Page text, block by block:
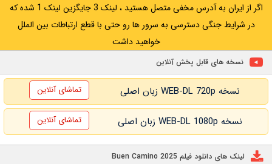
اگر از ایران به آدرس مخفی متصل هستید ، لینک 3 جایگزین لینک 1 شده که
در شرایط جنگی دسترسی به سرور ها رو حتی با قطع ارتباطات بین الملل
خواهید داشت
نسخه های قابل پخش آنلاین
نسخه WEB-DL 720p زبان اصلی تماشای آنلاین
نسخه WEB-DL 1080p زبان اصلی تماشای آنلاین
لینک های دانلود فیلم Buen Camino 2025